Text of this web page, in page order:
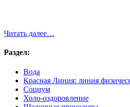
Читать далее…
Раздел:
Вода
Красная Линия: линия
Социум
Холо-оздоровление